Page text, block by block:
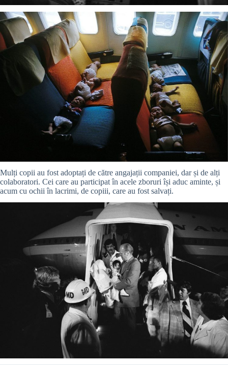
Mulți copii au fost adoptați de către angajații companiei, dar și de alți
colaboratori. Cei care au participat în acele zboruri își aduc aminte, și
acum cu ochii în lacrimi, de copiii, care au fost salvați.